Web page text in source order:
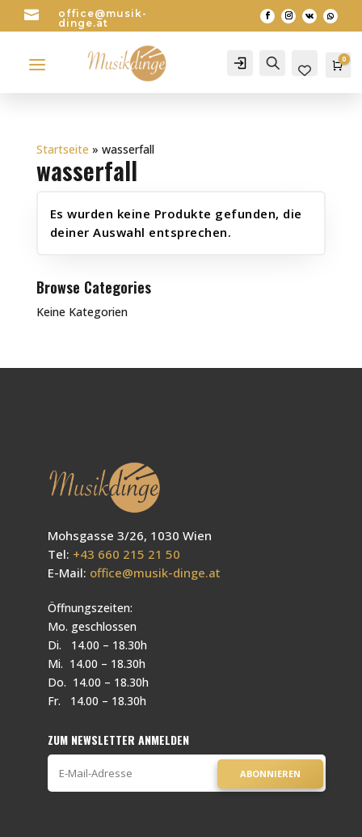

office@musik-
dinge.at
a Account Search 0
Startseite » wasserfall
wasserfall
Es wurden keine Produkte gefunden, die
deiner Auswahl entsprechen.
Browse Categories
Keine Kategorien
Mohsgasse 3/26, 1030 Wien
Tel: +43 660 215 21 50
E-Mail: office@musik-dinge.at
Öffnungszeiten:
Mo. geschlossen
Di. 14.00 – 18.30h
Mi. 14.00 – 18.30h
Do. 14.00 – 18.30h
Fr. 14.00 – 18.30h
ZUM NEWSLETTER ANMELDEN
ABONNIEREN